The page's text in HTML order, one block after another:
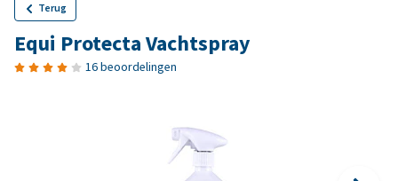
Terug
Equi Protecta Vachtspray
16 beoordelingen